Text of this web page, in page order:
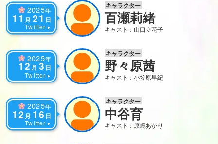
2025年
11 月 21 日
Twitter
キャラクター
百瀬莉緒
キャスト：山口立花子
2025年
12 月 3 日
Twitter
キャラクター
野々原茜
キャスト：小笠原早紀
2025年
12月 16 日
Twitter
キャラクター
中谷育
キャスト：原嶋あかり